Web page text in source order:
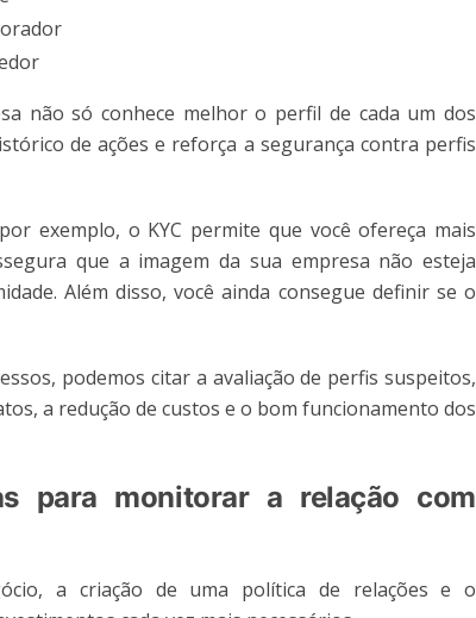
não só conhece melhor o perfil de cada um dos
de ações e reforça a segurança contra perfis
exemplo, o KYC permite que você ofereça mais
que a imagem da sua empresa não esteja
Além disso, você ainda consegue definir se o
podemos citar a avaliação de perfis suspeitos,
a redução de custos e o bom funcionamento dos
para monitorar a relação com
a criação de uma política de relações e o